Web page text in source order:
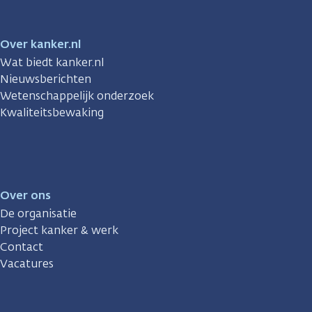
Over kanker.nl
Wat biedt kanker.nl
Nieuwsberichten
Wetenschappelijk onderzoek
Kwaliteitsbewaking
Over ons
De organisatie
Project kanker & werk
Contact
Vacatures